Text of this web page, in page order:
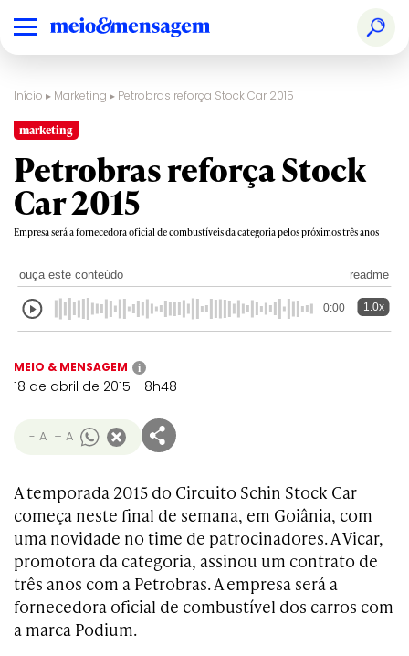
Início ▸ Marketing ▸ Petrobras reforça Stock Car 2015
marketing
Petrobras reforça Stock
Car 2015
Empresa será a fornecedora oficial de combustíveis da categoria pelos próximos três anos
ouça este conteúdo readme
0:00 1.0x
MEIO & MENSAGEM i
18 de abril de 2015 - 8h48
- A + A
A temporada 2015 do Circuito Schin Stock Car
começa neste final de semana, em Goiânia, com
uma novidade no time de patrocinadores. A Vicar,
promotora da categoria, assinou um contrato de
três anos com a Petrobras. A empresa será a
fornecedora oficial de combustível dos carros com
a marca Podium.